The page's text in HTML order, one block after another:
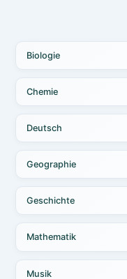
Biologie
Chemie
Deutsch
Geographie
Geschichte
Mathematik
Musik